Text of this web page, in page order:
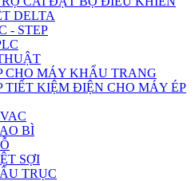
DELTA
- STEP
CHO MÁY KHẨU TRANG
TIẾT KIỆM ĐIỆN CHO MÁY ÉP
BÌ
SỢI
TRỤC